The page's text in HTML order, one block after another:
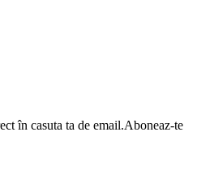
în casuta ta de email.Aboneaz-te